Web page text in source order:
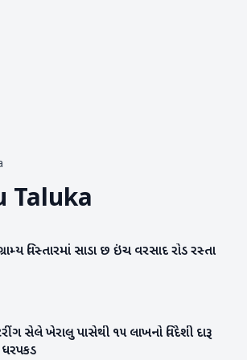
Taluka
વિસ્તારમાં સાડા છ ઇંચ વરસાદ રોડ રસ્તા
સેલે ખેરાલુ પાસેથી ૧૫ લાખનો વિદેશી દારૂ